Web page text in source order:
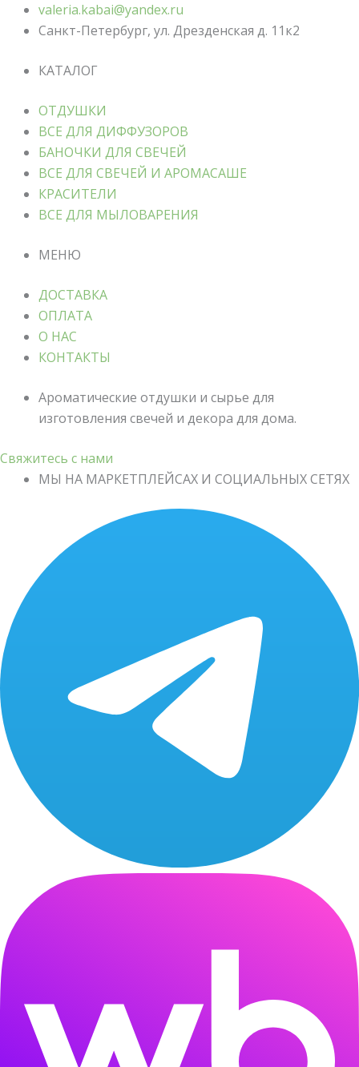
valeria.kabai@yandex.ru
Санкт-Петербург, ул. Дрезденская д. 11к2
КАТАЛОГ
ОТДУШКИ
ВСЕ ДЛЯ ДИФФУЗОРОВ
БАНОЧКИ ДЛЯ СВЕЧЕЙ
ВСЕ ДЛЯ СВЕЧЕЙ И АРОМАСАШЕ
КРАСИТЕЛИ
ВСЕ ДЛЯ МЫЛОВАРЕНИЯ
МЕНЮ
ДОСТАВКА
ОПЛАТА
О НАС
КОНТАКТЫ
Ароматические отдушки и сырье для
изготовления свечей и декора для дома.
Свяжитесь с нами
МЫ НА МАРКЕТПЛЕЙСАХ И СОЦИАЛЬНЫХ СЕТЯХ